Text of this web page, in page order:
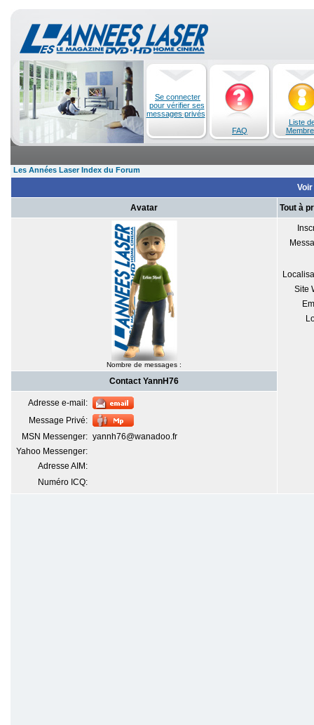
Se connecter
pour vérifier ses
messages privés
FAQ
Liste
Les Années Laser Index du Forum
Avatar Tout à
Nombre de messages :
Site
Contact YannH76
Adresse e-mail:
Message Privé:
MSN Messenger: yannh76@wanadoo.fr
Yahoo Messenger:
Adresse AIM:
Numéro ICQ: